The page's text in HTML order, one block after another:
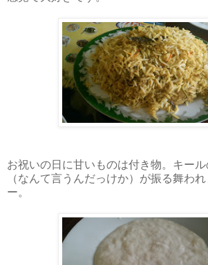
お祝いの日に甘いものは付き物。キー
（なんて言うんだっけか）が振る舞わ
ー。